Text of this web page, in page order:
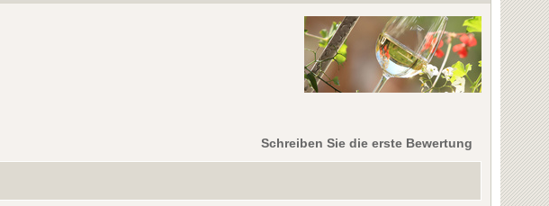
Schreiben Sie die erste Bewertung